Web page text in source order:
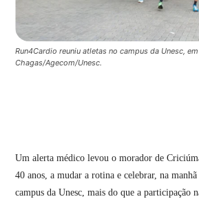
Run4Cardio reuniu atletas no campus da Unesc,
Chagas/Agecom/Unesc.
Um alerta médico levou o morador de
40 anos, a mudar a rotina e celebrar, na
campus da Unesc, mais do que a participação